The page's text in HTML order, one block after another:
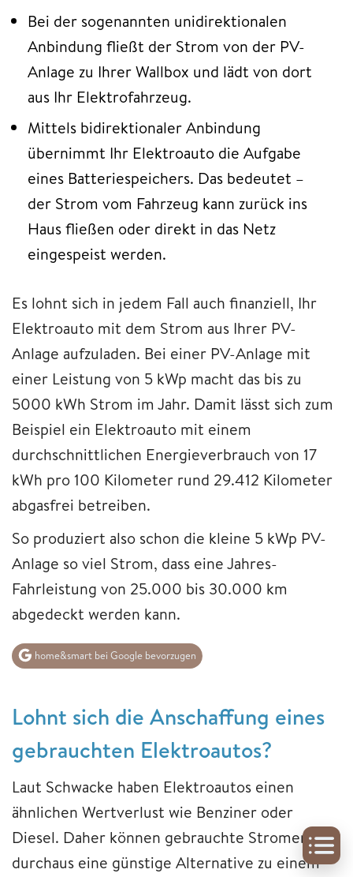
Bei der sogenannten unidirektionalen
Anbindung fließt der Strom von der PV-
Anlage zu Ihrer Wallbox und lädt von dort
aus Ihr Elektrofahrzeug.
Mittels bidirektionaler Anbindung
übernimmt Ihr Elektroauto die Aufgabe
eines Batteriespeichers. Das bedeutet –
der Strom vom Fahrzeug kann zurück ins
Haus fließen oder direkt in das Netz
eingespeist werden.
Es lohnt sich in jedem Fall auch finanziell, Ihr
Elektroauto mit dem Strom aus Ihrer PV-
Anlage aufzuladen. Bei einer PV-Anlage mit
einer Leistung von 5 kWp macht das bis zu
5000 kWh Strom im Jahr. Damit lässt sich zum
Beispiel ein Elektroauto mit einem
durchschnittlichen Energieverbrauch von 17
kWh pro 100 Kilometer rund 29.412 Kilometer
abgasfrei betreiben.
So produziert also schon die kleine 5 kWp PV-
Anlage so viel Strom, dass eine Jahres-
Fahrleistung von 25.000 bis 30.000 km
abgedeckt werden kann.
home&smart bei Google bevorzugen
Lohnt sich die Anschaffung eines
gebrauchten Elektroautos?
Laut Schwacke haben Elektroautos einen
ähnlichen Wertverlust wie Benziner oder
Diesel. Daher können gebrauchte Stromer
durchaus eine günstige Alternative zu einem